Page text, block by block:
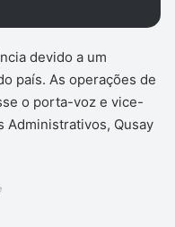
devido a um
país. As operações de
o porta-voz e vice-
Administrativos, Qusay